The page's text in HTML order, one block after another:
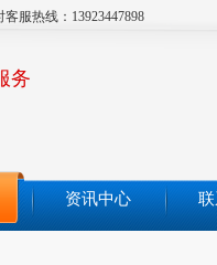
客服热线：13923447898
务
资讯中心